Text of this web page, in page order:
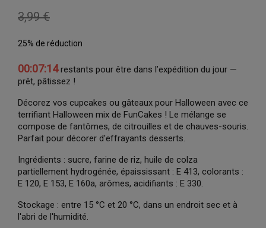
3,99 €
25% de réduction
00:07:13restants pour être dans l’expédition du jour —
prêt, pâtissez !
Décorez vos cupcakes ou gâteaux pour Halloween avec ce
terrifiant Halloween mix de FunCakes ! Le mélange se
compose de fantômes, de citrouilles et de chauves-souris.
Parfait pour décorer d'effrayants desserts.
Ingrédients : sucre, farine de riz, huile de colza
partiellement hydrogénée, épaississant : E 413, colorants :
E 120, E 153, E 160a, arômes, acidifiants : E 330.
Stockage : entre 15 °C et 20 °C, dans un endroit sec et à
l'abri de l'humidité.